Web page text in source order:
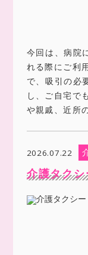
今回は、病院
れる際にご利
で、吸引の必
し、ご自宅
や親戚、近所
2026.07.22
介護タク